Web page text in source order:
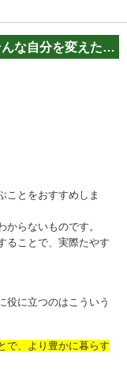
すぐ落ち込む・自信がない・・・そんな自分を変えたいなら
ことをおすすめしま
らないものです。
ることで、実際たやす
役に立つのはこういう
で、より豊かに暮らす